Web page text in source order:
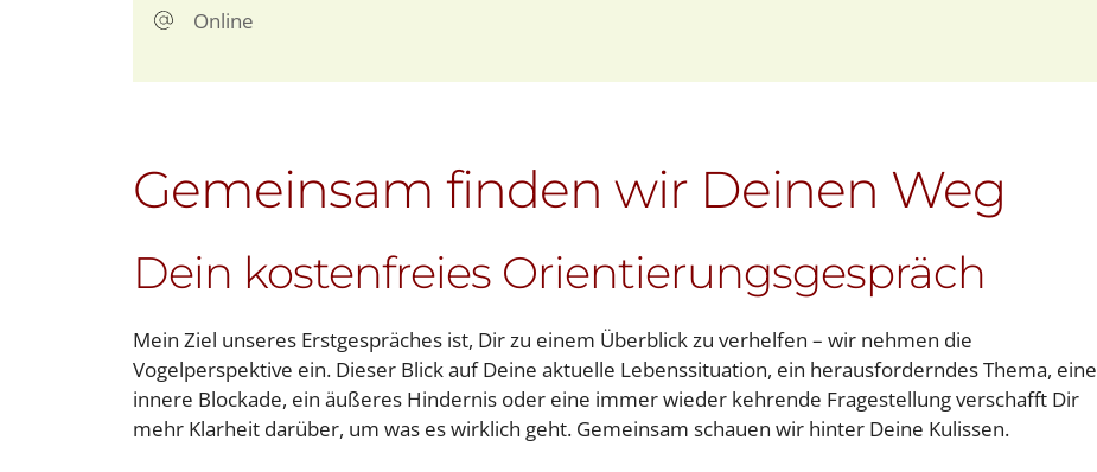
Online
Gemeinsam finden wir Deinen Weg
Dein kostenfreies Orientierungsgespräch
Mein Ziel unseres Erstgespräches ist, Dir zu einem Überblick zu verhelfen – wir nehmen die
Vogelperspektive ein. Dieser Blick auf Deine aktuelle Lebenssituation, ein herausforderndes Thema, eine
innere Blockade, ein äußeres Hindernis oder eine immer wieder kehrende Fragestellung verschafft Dir
mehr Klarheit darüber, um was es wirklich geht. Gemeinsam schauen wir hinter Deine Kulissen.